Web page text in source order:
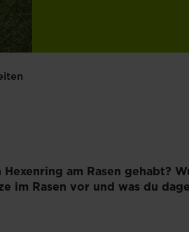
am Rasen gehabt?
im Rasen vor und was du